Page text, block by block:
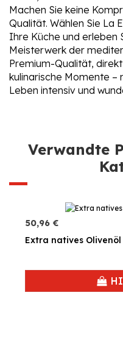
Machen Sie keine
Qualität. Wählen Sie La
Ihre Küche und erleben
Meisterwerk der
Premium-Qualität,
kulinarische Momente –
Leben intensiv und
Verwandte
50,96 €
Extra natives